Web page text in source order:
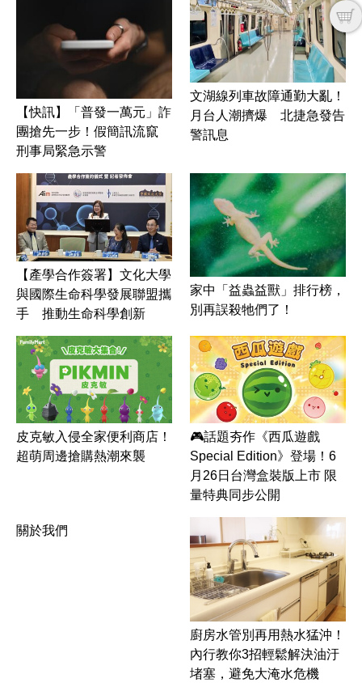
【快訊】「普發一萬元」詐
團搶先一步！假簡訊流竄
刑事局緊急示警
文湖線列車故障通勤大亂！
月台人潮擠爆 北捷急發告
警訊息
【產學合作簽署】文化大學
與國際生命科學發展聯盟攜
手 推動生命科學創新
家中「益蟲益獸」排行榜，
別再誤殺牠們了！
皮克敏入侵全家便利商店！
超萌周邊搶購熱潮來襲
🎮話題夯作《西瓜遊戲
Special Edition》登場！6
月26日台灣盒裝版上市 限
量特典同步公開
關於我們
廚房水管別再用熱水猛沖！
內行教你3招輕鬆解決油汙
堵塞，避免大淹水危機